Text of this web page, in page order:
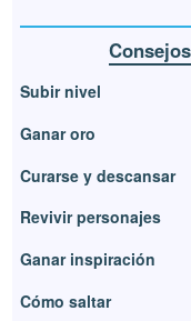
Subir nivel
Ganar oro
Curarse y descansar
Revivir personajes
Ganar inspiración
Cómo saltar